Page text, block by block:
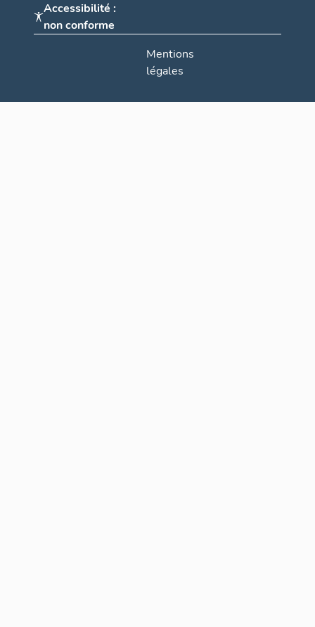
Accessibilité :
non conforme
Mentions
légales